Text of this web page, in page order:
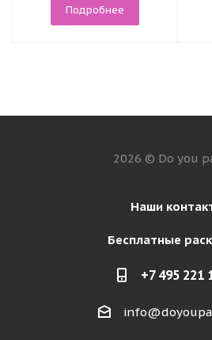
Подробнее
2026 © Do you
Наши
Бесплатные
+7 495 221